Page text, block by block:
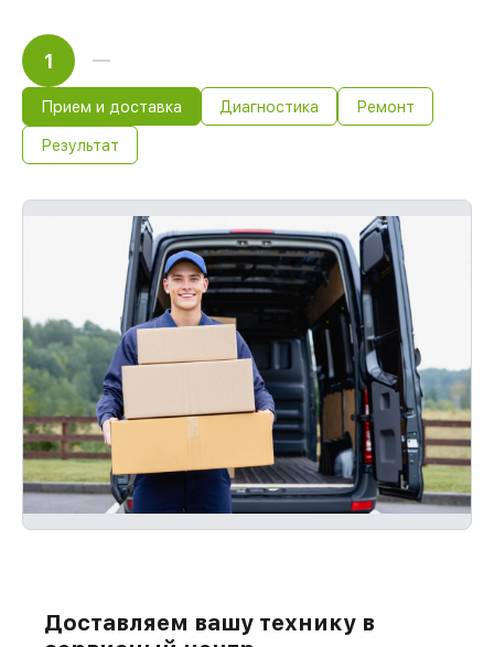
1
Прием и доставка Диагностика Ремонт
Результат
Доставляем вашу технику в